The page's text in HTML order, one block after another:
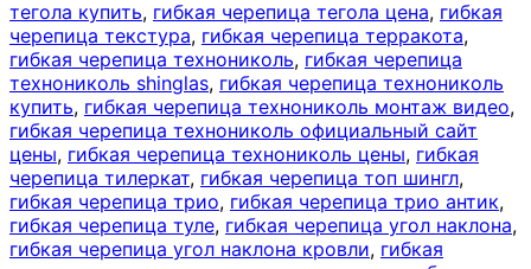
тегола купить, гибкая черепица тегола цена, гибкая
черепица текстура, гибкая черепица терракота,
гибкая черепица технониколь, гибкая черепица
технониколь shinglas, гибкая черепица технониколь
купить, гибкая черепица технониколь монтаж видео,
гибкая черепица технониколь официальный сайт
цены, гибкая черепица технониколь цены, гибкая
черепица тилеркат, гибкая черепица топ шингл,
гибкая черепица трио, гибкая черепица трио антик,
гибкая черепица туле, гибкая черепица угол наклона,
гибкая черепица угол наклона кровли, гибкая